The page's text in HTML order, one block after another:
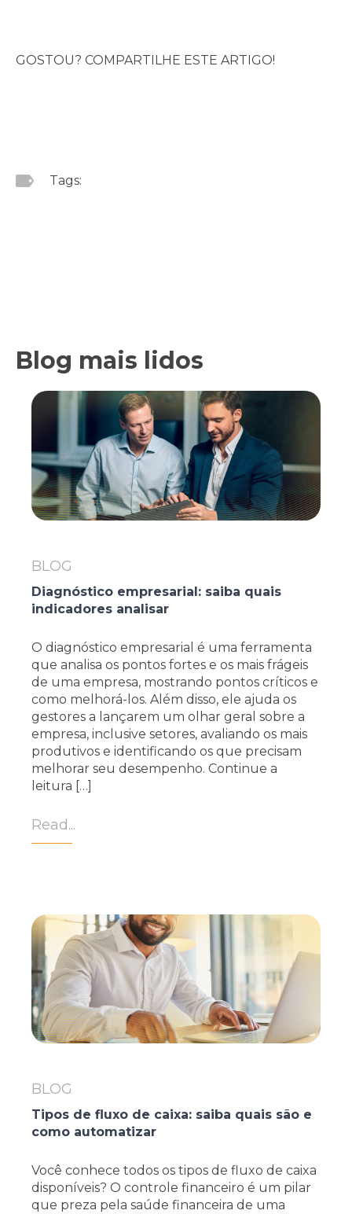
GOSTOU? COMPARTILHE ESTE ARTIGO!
Tags:
Blog mais lidos
BLOG
Diagnóstico empresarial: saiba quais
indicadores analisar
O diagnóstico empresarial é uma ferramenta
que analisa os pontos fortes e os mais frágeis
de uma empresa, mostrando pontos críticos e
como melhorá-los. Além disso, ele ajuda os
gestores a lançarem um olhar geral sobre a
empresa, inclusive setores, avaliando os mais
produtivos e identificando os que precisam
melhorar seu desempenho. Continue a
leitura […]
Read...
BLOG
Tipos de fluxo de caixa: saiba quais são e
como automatizar
Você conhece todos os tipos de fluxo de caixa
disponíveis? O controle financeiro é um pilar
que preza pela saúde financeira de uma